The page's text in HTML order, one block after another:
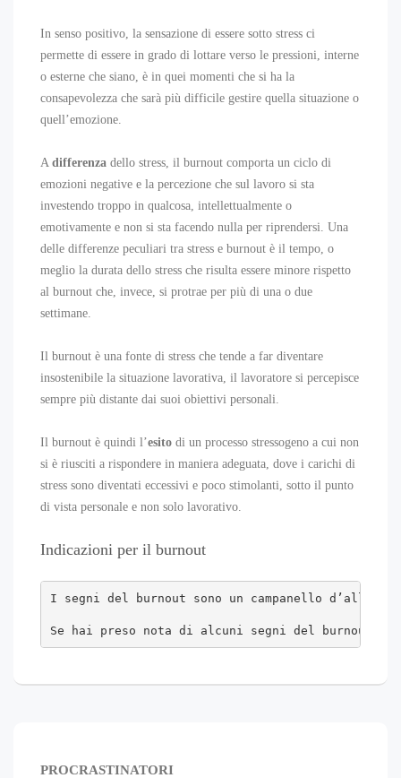
In senso positivo, la sensazione di essere sotto stress ci
permette di essere in grado di lottare verso le pressioni, interne
o esterne che siano, è in quei momenti che si ha la
consapevolezza che sarà più difficile gestire quella situazione o
quell’emozione.
A differenza dello stress, il burnout comporta un ciclo di
emozioni negative e la percezione che sul lavoro si sta
investendo troppo in qualcosa, intellettualmente o
emotivamente e non si sta facendo nulla per riprendersi. Una
delle differenze peculiari tra stress e burnout è il tempo, o
meglio la durata dello stress che risulta essere minore rispetto
al burnout che, invece, si protrae per più di una o due
settimane.
Il burnout è una fonte di stress che tende a far diventare
insostenibile la situazione lavorativa, il lavoratore si percepisce
sempre più distante dai suoi obiettivi personali.
Il burnout è quindi l’esito di un processo stressogeno a cui non
si è riusciti a rispondere in maniera adeguata, dove i carichi di
stress sono diventati eccessivi e poco stimolanti, sotto il punto
di vista personale e non solo lavorativo.
Indicazioni per il burnout
I segni del burnout sono un campanello
Se hai preso nota di alcuni segni del burnout,
PROCRASTINATORI